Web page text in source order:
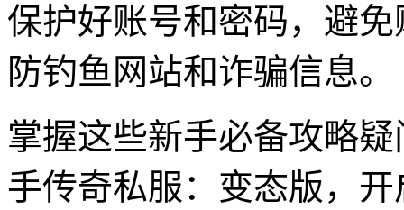
保护好账号和密码，避
防钓鱼网站和诈骗信息。
掌握这些新手必备攻略
手传奇私服：变态版，